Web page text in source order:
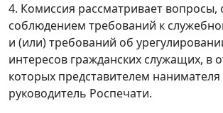
4. Комиссия рассматривает вопросы,
соблюдением требований к
и (или) требований об
интересов гражданских служащих, в
которых представителем нанимателя
руководитель Роспечати.